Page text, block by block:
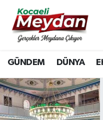
GÜNDEM DÜNYA
Nöbetçi Eczaneler
Hava Durumu
Trafik Durumu
Süper Lig Puan